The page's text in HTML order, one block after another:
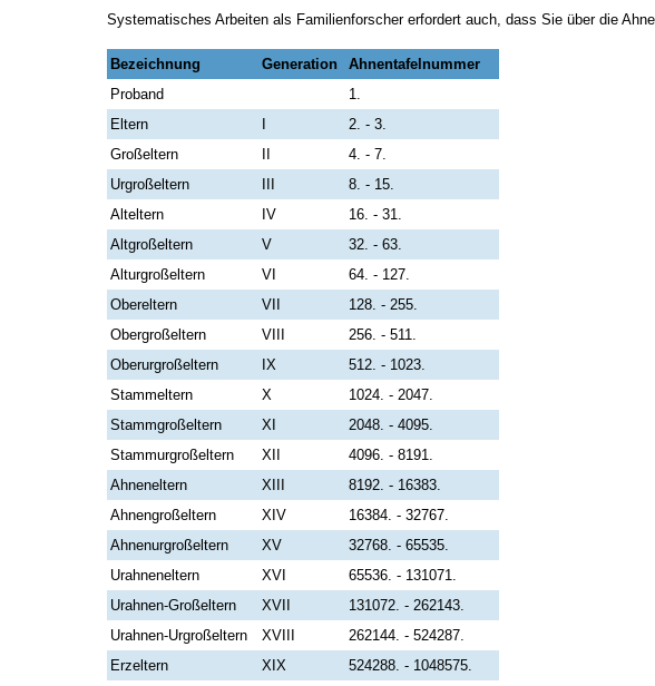
Systematisches Arbeiten als Familienforscher erfordert auch, dass Sie über die
Bezeichnung Generation
Ahnentafelnummer
Proband
1.
Eltern
2. - 3.
Großeltern
4. - 7.
Urgroßeltern
8. - 15.
Alteltern
IV
16. - 31.
Altgroßeltern
V
32. - 63.
Alturgroßeltern
VI
64. - 127.
Obereltern
VII
128. - 255.
Obergroßeltern
VIII
256. - 511.
Oberurgroßeltern
IX
512. - 1023.
Stammeltern
X
1024. - 2047.
Stammgroßeltern
XI
2048. - 4095.
Stammurgroßeltern
XII
4096. - 8191.
Ahneneltern
XIII
8192. - 16383.
Ahnengroßeltern
XIV
16384. - 32767.
Ahnenurgroßeltern
XV
32768. - 65535.
Urahneneltern
XVI
65536. - 131071.
Urahnen-Großeltern
XVII
131072. - 262143.
Urahnen-Urgroßeltern
XVIII
262144. - 524287.
Erzeltern
XIX
524288. - 1048575.